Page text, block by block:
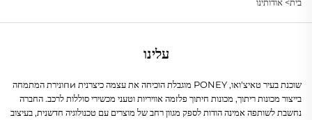
בית> אודותינו
עלינו
שוכנת בעיר טאיצ'ואו, PONEY מוגבלת הוכיחה את עצמה כיצרנית пиונירת המתמחה
בייצור מכונות ריתוך, מכונות חיתוך פלזמה אוויריות וטעני מכשירי סוללות לרכב. החברה
נחשבת לשותפה אמינה הודות לספק מגוון רחב של מוצרים עם טכנולוגיה חדשנית, בעיצוב